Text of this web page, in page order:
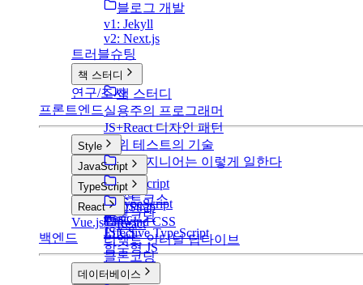
블로그 개발
v1: Jekyll
v2: Next.js
트러블슈팅
책 스터디
책 스터디
실용주의 프로그래머
JS+React 디자인 패턴
단위 테스트의 기술
구글 엔지니어는 이렇게 일한다
연구/조사
프론트엔드
Style
Style
CSS
SCSS
BootStrap
Tailwind CSS
JavaScript
JavaScript
부스트코스
클론코딩
JS CS
함수형 JS
TypeScript
TypeScript
Basic
Effective TypeScript
React
React
리액트 인터널 딥다이브
클론코딩
Vue.js
백엔드
데이터베이스